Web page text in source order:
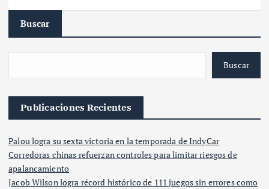
Buscar
Buscar
Publicaciones Recientes
Palou logra su sexta victoria en la temporada de IndyCar
Corredoras chinas refuerzan controles para limitar riesgos de
apalancamiento
Jacob Wilson logra récord histórico de 111 juegos sin errores como